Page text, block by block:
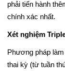
phải tiến hành
chính xác nhất.
Xét nghiệm
Phương pháp
thai kỳ (từ tuần